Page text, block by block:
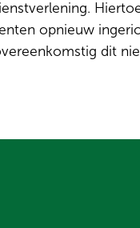
opnieuw
dit